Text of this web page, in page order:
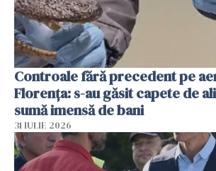
Controale fără precedent pe
Florența: s-au găsit capete de
sumă imensă de bani
31 IULIE 2026